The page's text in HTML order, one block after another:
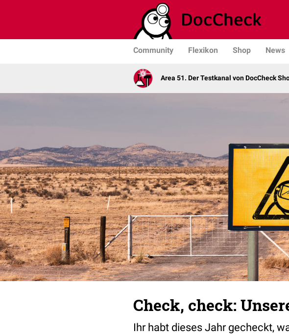
Community Flexikon Shop News
Area 51. Der Testkanal von DocCheck
Check, check:
Ihr habt dieses Jahr gecheckt,